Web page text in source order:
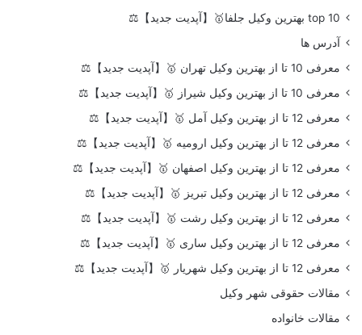
top 10 بهترین وکیل جلفا🥇【آپدیت جدید】⚖️
آدرس ها
معرفی 10 تا از بهترین وکیل تهران 🥇【آپدیت جدید】⚖️
معرفی 10 تا از بهترین وکیل شیراز 🥇【آپدیت جدید】⚖️
معرفی 12 تا از بهترین وکیل آمل 🥇【آپدیت جدید】⚖️
معرفی 12 تا از بهترین وکیل ارومیه 🥇【آپدیت جدید】⚖️
معرفی 12 تا از بهترین وکیل اصفهان 🥇【آپدیت جدید】⚖️
معرفی 12 تا از بهترین وکیل تبریز 🥇【آپدیت جدید】⚖️
معرفی 12 تا از بهترین وکیل رشت 🥇【آپدیت جدید】⚖️
معرفی 12 تا از بهترین وکیل ساری 🥇【آپدیت جدید】⚖️
معرفی 12 تا از بهترین وکیل شهریار 🥇【آپدیت جدید】⚖️
مقالات حقوقی شهر وکیل
مقالات خانواده